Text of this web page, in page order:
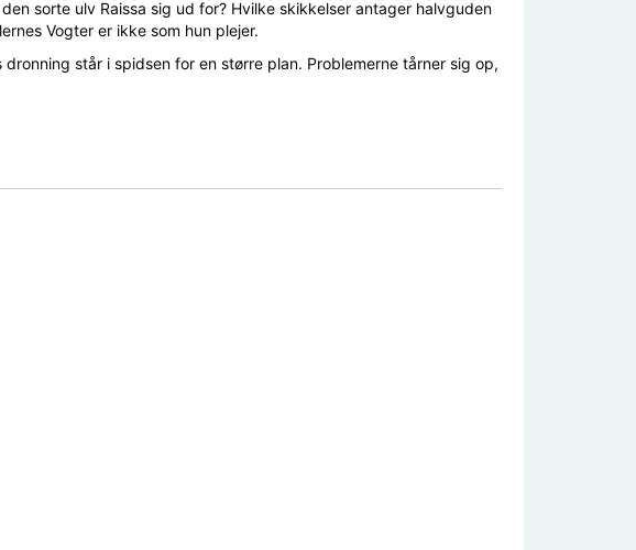
sorte ulv Raissa sig ud for? Hvilke skikkelser antager halvguden
Vogter er ikke som hun plejer.
står i spidsen for en større plan. Problemerne tårner sig op,